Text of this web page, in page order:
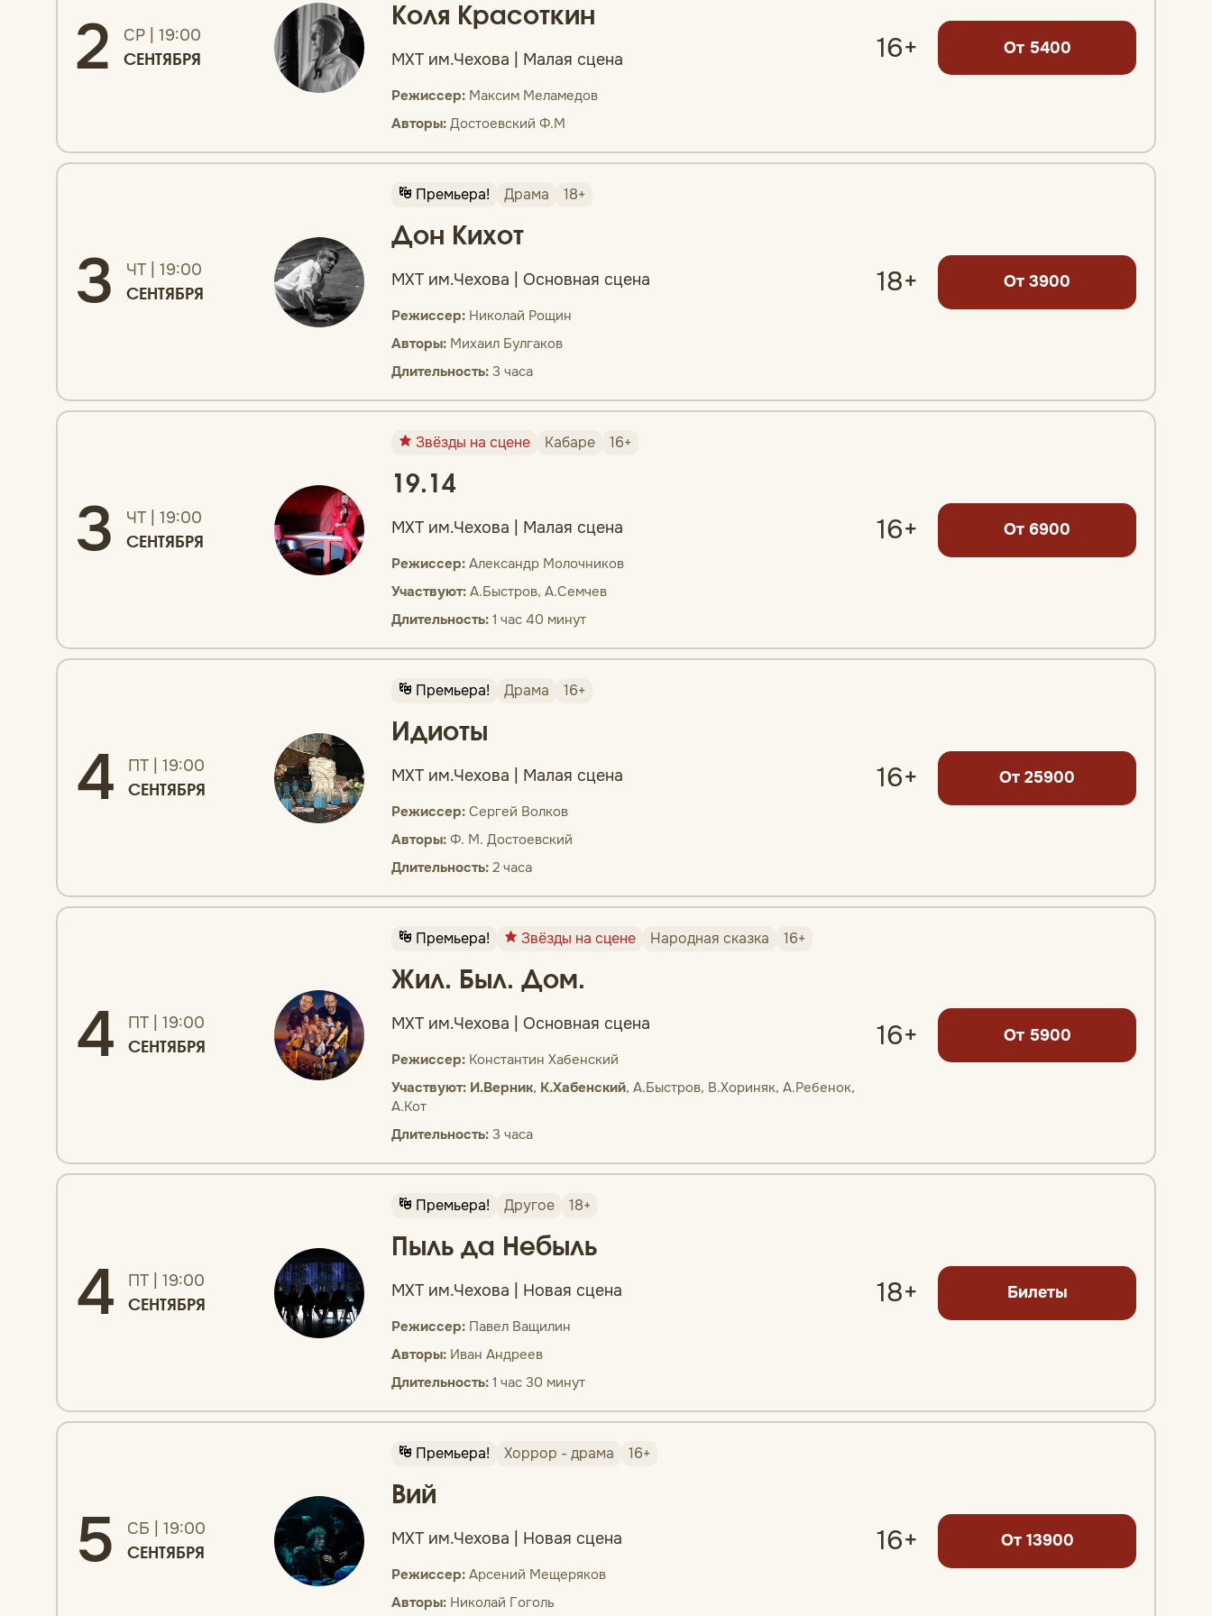
2 СР | 19:00
СЕНТЯБРЯ
Коля Красоткин
МХТ им.Чехова | Малая сцена
Режиссер: Максим Меламедов
Авторы: Достоевский Ф.М
16+ От 5400
3 ЧТ | 19:00
СЕНТЯБРЯ
Премьера! Драма 18+
Дон Кихот
МХТ им.Чехова | Основная сцена
Режиссер: Николай Рощин
Авторы: Михаил Булгаков
Длительность: 3 часа
18+ От 3900
3 ЧТ | 19:00
СЕНТЯБРЯ
Звёзды на сцене Кабаре 16+
19.14
МХТ им.Чехова | Малая сцена
Режиссер: Александр Молочников
Участвуют: А.Быстров, А.Семчев
Длительность: 1 час 40 минут
16+ От 6900
4 ПТ | 19:00
СЕНТЯБРЯ
Премьера! Драма 16+
Идиоты
МХТ им.Чехова | Малая сцена
Режиссер: Сергей Волков
Авторы: Ф. М. Достоевский
Длительность: 2 часа
16+ От 25900
4 ПТ | 19:00
СЕНТЯБРЯ
Премьера! Звёзды на сцене Народная сказка 16+
Жил. Был. Дом.
МХТ им.Чехова | Основная сцена
Режиссер: Константин Хабенский
Участвуют: И.Верник, К.Хабенский, А.Быстров, В.Хориняк, А.Ребенок,
А.Кот
Длительность: 3 часа
16+ От 5900
4 ПТ | 19:00
СЕНТЯБРЯ
Премьера! Другое 18+
Пыль да Небыль
МХТ им.Чехова | Новая сцена
Режиссер: Павел Ващилин
Авторы: Иван Андреев
Длительность: 1 час 30 минут
18+ Билеты
5 СБ | 19:00
СЕНТЯБРЯ
Премьера! Хоррор - драма 16+
Вий
МХТ им.Чехова | Новая сцена
Режиссер: Арсений Мещеряков
Авторы: Николай Гоголь
16+ От 13900